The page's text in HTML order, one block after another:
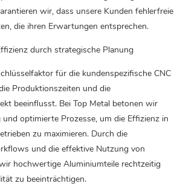
wir, dass unsere Kunden fehlerfreie
die ihren Erwartungen entsprechen.
durch strategische Planung
für die kundenspezifische CNC
Produktionszeiten und die
beeinflusst. Bei Top Metal betonen wir
optimierte Prozesse, um die Effizienz in
zu maximieren. Durch die
und die effektive Nutzung von
hochwertige Aluminiumteile rechtzeitig
zu beeinträchtigen.